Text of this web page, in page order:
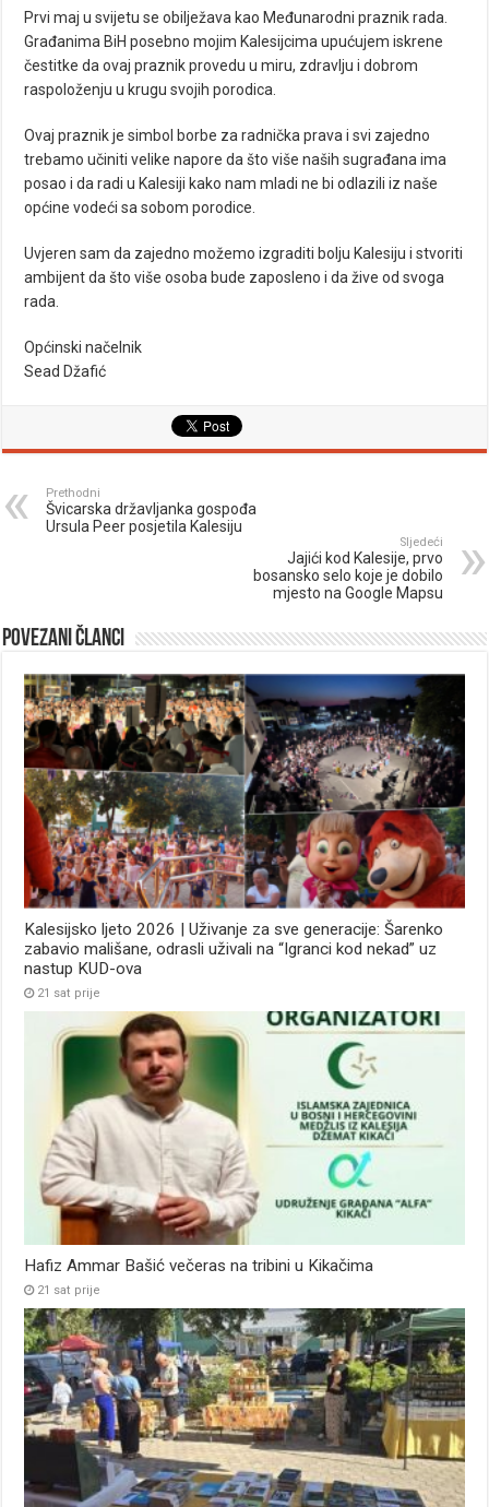
Prvi maj u svijetu se obilježava kao Međunarodni praznik rada.
Građanima BiH posebno mojim Kalesijcima upućujem iskrene
čestitke da ovaj praznik provedu u miru, zdravlju i dobrom
raspoloženju u krugu svojih porodica.
Ovaj praznik je simbol borbe za radnička prava i svi zajedno
trebamo učiniti velike napore da što više naših sugrađana ima
posao i da radi u Kalesiji kako nam mladi ne bi odlazili iz naše
općine vodeći sa sobom porodice.
Uvjeren sam da zajedno možemo izgraditi bolju Kalesiju i stvoriti
ambijent da što više osoba bude zaposleno i da žive od svoga
rada.
Općinski načelnik
Sead Džafić
Prethodni
Švicarska državljanka gospođa
Ursula Peer posjetila Kalesiju
Sljedeći
Jajići kod Kalesije, prvo
bosansko selo koje je dobilo
mjesto na Google Mapsu
Povezani članci
Kalesijsko ljeto 2026 | Uživanje za sve generacije: Šarenko
zabavio mališane, odrasli uživali na “Igranci kod nekad” uz
nastup KUD-ova
21 sat prije
Hafiz Ammar Bašić večeras na tribini u Kikačima
21 sat prije